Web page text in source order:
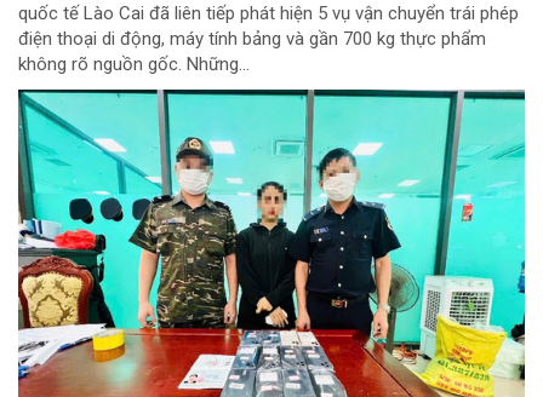
quốc tế Lào Cai đã liên tiếp phát hiện 5 vụ vận chuyển trái phép
điện thoại di động, máy tính bảng và gần 700 kg thực phẩm
không rõ nguồn gốc. Những...